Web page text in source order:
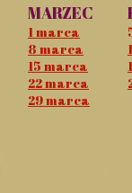
MARZEC
1 marca
8 marca
15 marca
22 marca
29 marca